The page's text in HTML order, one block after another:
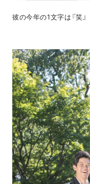
彼の今年の1文字は『笑』